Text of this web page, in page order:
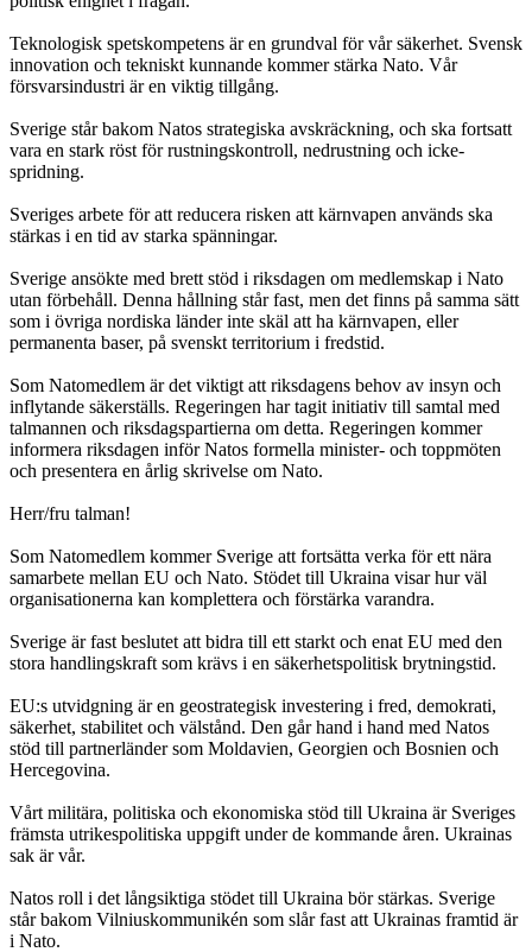
Teknologisk spetskompetens är en grundval för vår säkerhet. Svensk
innovation och tekniskt kunnande kommer stärka Nato. Vår
försvarsindustri är en viktig tillgång.
Sverige står bakom Natos strategiska avskräckning, och ska fortsatt
vara en stark röst för rustningskontroll, nedrustning och icke-
spridning.
Sveriges arbete för att reducera risken att kärnvapen används ska
stärkas i en tid av starka spänningar.
Sverige ansökte med brett stöd i riksdagen om medlemskap i Nato
utan förbehåll. Denna hållning står fast, men det finns på samma sätt
som i övriga nordiska länder inte skäl att ha kärnvapen, eller
permanenta baser, på svenskt territorium i fredstid.
Som Natomedlem är det viktigt att riksdagens behov av insyn och
inflytande säkerställs. Regeringen har tagit initiativ till samtal med
talmannen och riksdagspartierna om detta. Regeringen kommer
informera riksdagen inför Natos formella minister- och toppmöten
och presentera en årlig skrivelse om Nato.
Herr/fru talman!
Som Natomedlem kommer Sverige att fortsätta verka för ett nära
samarbete mellan EU och Nato. Stödet till Ukraina visar hur väl
organisationerna kan komplettera och förstärka varandra.
Sverige är fast beslutet att bidra till ett starkt och enat EU med den
stora handlingskraft som krävs i en säkerhetspolitisk brytningstid.
EU:s utvidgning är en geostrategisk investering i fred, demokrati,
säkerhet, stabilitet och välstånd. Den går hand i hand med Natos
stöd till partnerländer som Moldavien, Georgien och Bosnien och
Hercegovina.
Vårt militära, politiska och ekonomiska stöd till Ukraina är Sveriges
främsta utrikespolitiska uppgift under de kommande åren. Ukrainas
sak är vår.
Natos roll i det långsiktiga stödet till Ukraina bör stärkas. Sverige
står bakom Vilniuskommunikén som slår fast att Ukrainas framtid är
i Nato.